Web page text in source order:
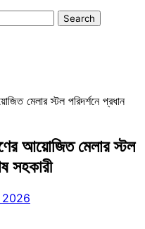
মেলার স্টল পরিদর্শনে প্রধান
আয়োজিত মেলার স্টল
সহকারী
2026